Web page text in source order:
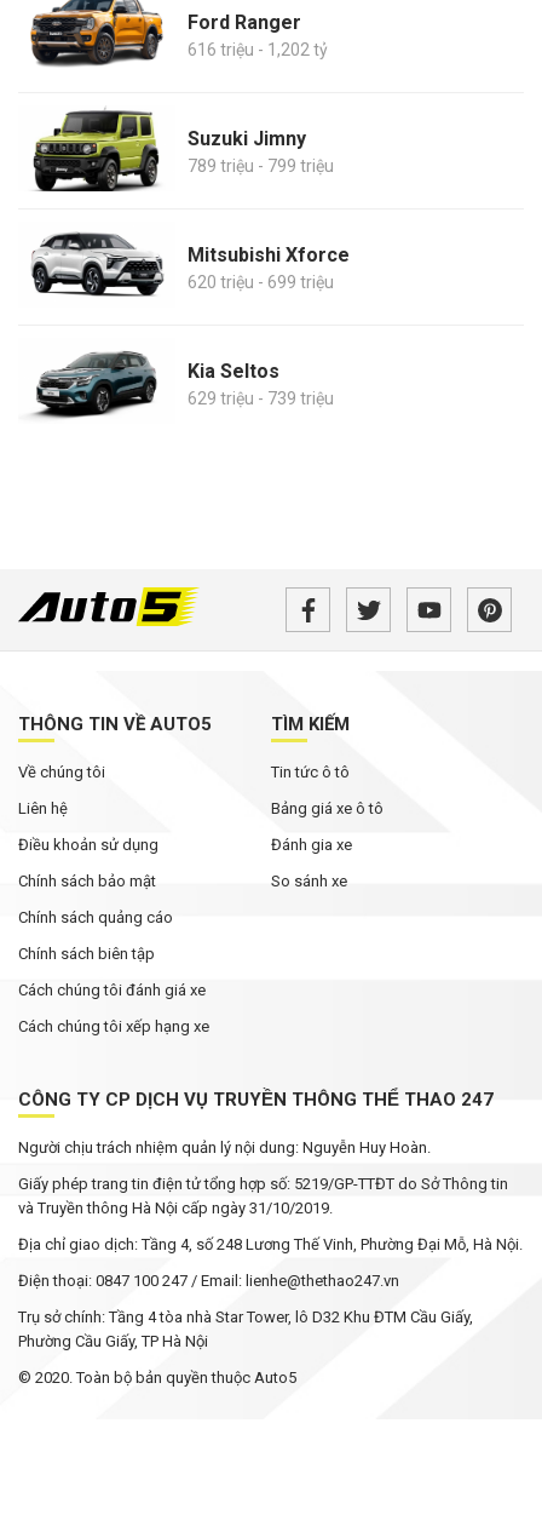
Ford Ranger
616 triệu - 1,202 tỷ
Suzuki Jimny
789 triệu - 799 triệu
Mitsubishi Xforce
620 triệu - 699 triệu
Kia Seltos
629 triệu - 739 triệu
THÔNG TIN VỀ AUTO5
Về chúng tôi
Liên hệ
Điều khoản sử dụng
Chính sách bảo mật
Chính sách quảng cáo
Chính sách biên tập
Cách chúng tôi đánh giá xe
Cách chúng tôi xếp hạng xe
TÌM KIẾM
Tin tức ô tô
Bảng giá xe ô tô
Đánh gia xe
So sánh xe
CÔNG TY CP DỊCH VỤ TRUYỀN THÔNG THỂ THAO 247
Người chịu trách nhiệm quản lý nội dung: Nguyễn Huy Hoàn.
Giấy phép trang tin điện tử tổng hợp số: 5219/GP-TTĐT do Sở Thông tin
và Truyền thông Hà Nội cấp ngày 31/10/2019.
Địa chỉ giao dịch: Tầng 4, số 248 Lương Thế Vinh, Phường Đại Mỗ, Hà Nội.
Điện thoại: 0847 100 247 / Email: lienhe@thethao247.vn
Trụ sở chính: Tầng 4 tòa nhà Star Tower, lô D32 Khu ĐTM Cầu Giấy,
Phường Cầu Giấy, TP Hà Nội
© 2020. Toàn bộ bản quyền thuộc Auto5